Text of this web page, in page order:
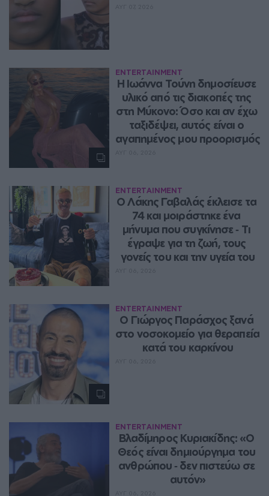
ENTERTAINMENT
Η Ιωάννα Τούνη δημοσίευσε
υλικό από τις διακοπές της
στη Μύκονο: Όσο και αν έχω
ταξιδέψει, αυτός είναι ο
αγαπημένος μου προορισμός
ENTERTAINMENT
Ο Λάκης Γαβαλάς έκλεισε τα
74 και μοιράστηκε ένα
μήνυμα που συγκίνησε ‑ Τι
έγραψε για τη ζωή, τους
γονείς του και την υγεία του
ENTERTAINMENT
O Γιώργος Παράσχος ξανά
στο νοσοκομείο για θεραπεία
κατά του καρκίνου
ENTERTAINMENT
Βλαδίμηρος Κυριακίδης: «Ο
Θεός είναι δημιούργημα του
ανθρώπου ‑ δεν πιστεύω σε
αυτόν»